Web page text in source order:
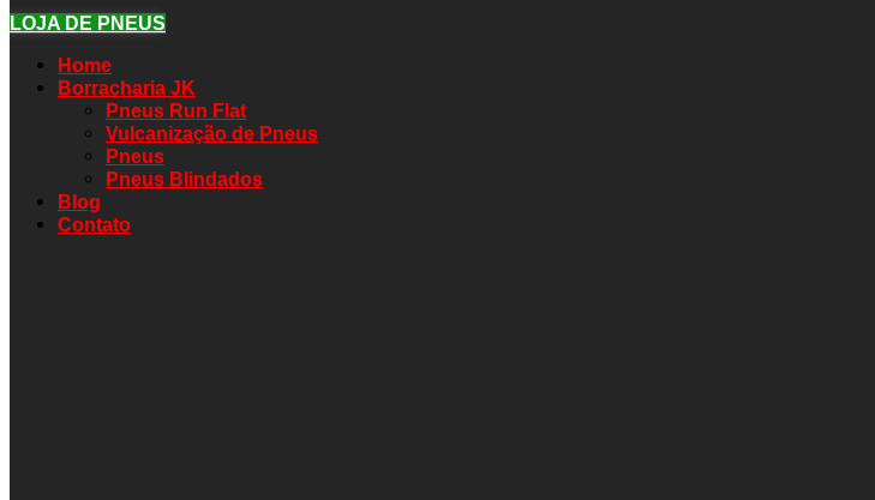
LOJA DE PNEUS
Home
Borracharia JK
Pneus Run Flat
Vulcanização de Pneus
Pneus
Pneus Blindados
Blog
Contato